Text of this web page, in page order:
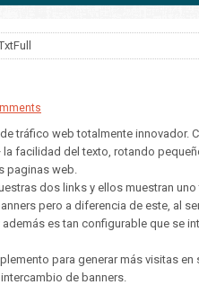
tráfico web totalmente innovador.
facilidad del texto, rotando
paginas web.
dos links y ellos muestran
pero a diferencia de este, al
es tan configurable que se
para generar más visitas
de banners.